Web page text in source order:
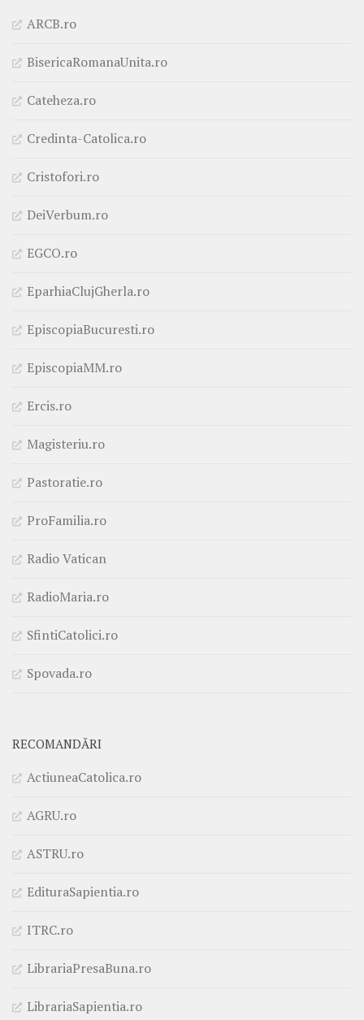
ARCB.ro
BisericaRomanaUnita.ro
Cateheza.ro
Credinta-Catolica.ro
Cristofori.ro
DeiVerbum.ro
EGCO.ro
EparhiaClujGherla.ro
EpiscopiaBucuresti.ro
EpiscopiaMM.ro
Ercis.ro
Magisteriu.ro
Pastoratie.ro
ProFamilia.ro
Radio Vatican
RadioMaria.ro
SfintiCatolici.ro
Spovada.ro
RECOMANDĂRI
ActiuneaCatolica.ro
AGRU.ro
ASTRU.ro
EdituraSapientia.ro
ITRC.ro
LibrariaPresaBuna.ro
LibrariaSapientia.ro